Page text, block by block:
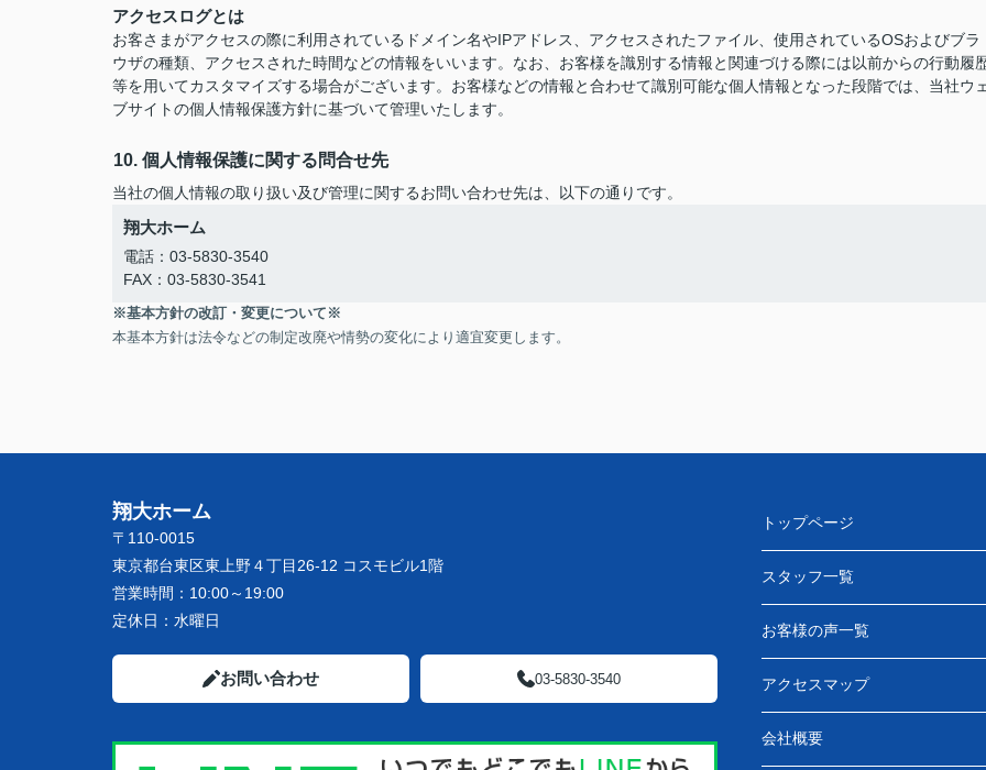
アクセスログとは
お客さまがアクセスの際に利用されているドメイン名やIPアドレス、アクセスされたファイル、使用されているOSおよびブラ
ウザの種類、アクセスされた時間などの情報をいいます。なお、お客様を識別する情報と関連づける際には以前からの行動履
等を用いてカスタマイズする場合がございます。お客様などの情報と合わせて識別可能な個人情報となった段階では、当社ウェ
ブサイトの個人情報保護方針に基づいて管理いたします。
10. 個人情報保護に関する問合せ先
当社の個人情報の取り扱い及び管理に関するお問い合わせ先は、以下の通りです。
翔大ホーム
電話：03-5830-3540
FAX：03-5830-3541
※基本方針の改訂・変更について※
本基本方針は法令などの制定改廃や情勢の変化により適宜変更します。
翔大ホーム
〒110-0015
東京都台東区東上野４丁目26-12 コスモビル1階
営業時間： 10:00～19:00
定休日： 水曜日
お問い合わせ 03-5830-3540
トップページ
スタッフ一覧
お客様の声一覧
アクセスマップ
会社概要